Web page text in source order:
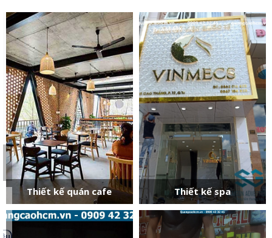
Thiết kế quán cafe Thiết kế spa